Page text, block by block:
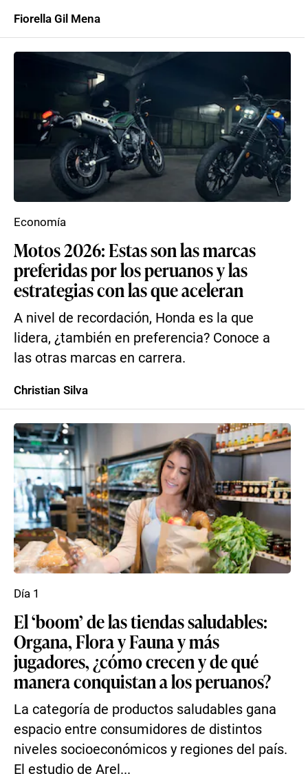
Fiorella Gil Mena
Motos 2026: Estas son las marcas
preferidas por los peruanos y las
estrategias con las que aceleran
A nivel de recordación, Honda es la que
lidera, ¿también en preferencia? Conoce a
las otras marcas en carrera.
Economía
Christian Silva
El ‘boom’ de las tiendas saludables:
Organa, Flora y Fauna y más
jugadores, ¿cómo crecen y de qué
manera conquistan a los peruanos?
La categoría de productos saludables gana
espacio entre consumidores de distintos
niveles socioeconómicos y regiones del país.
El estudio de Arel...
Día 1